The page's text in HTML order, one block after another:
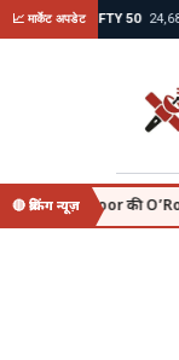
Skip
to
📈 मार्केट अपडेट
(0.39%)NIFTY 50
🔴 ब्रेकिंग न्यूज़
Kapoor की O’Romeo